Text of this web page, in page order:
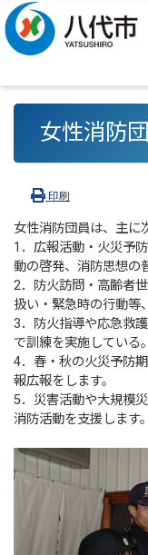
女性消防
印刷
女性消防団員は、主に
1．広報活動・火災予
動の啓発、消防思想の
2．防火訪問・高齢者
扱い・緊急時の行動等
3．防火指導や応急救
で訓練を実施している。
4．春・秋の火災予防
報広報をします。
5．災害活動や大規模
消防活動を支援します。